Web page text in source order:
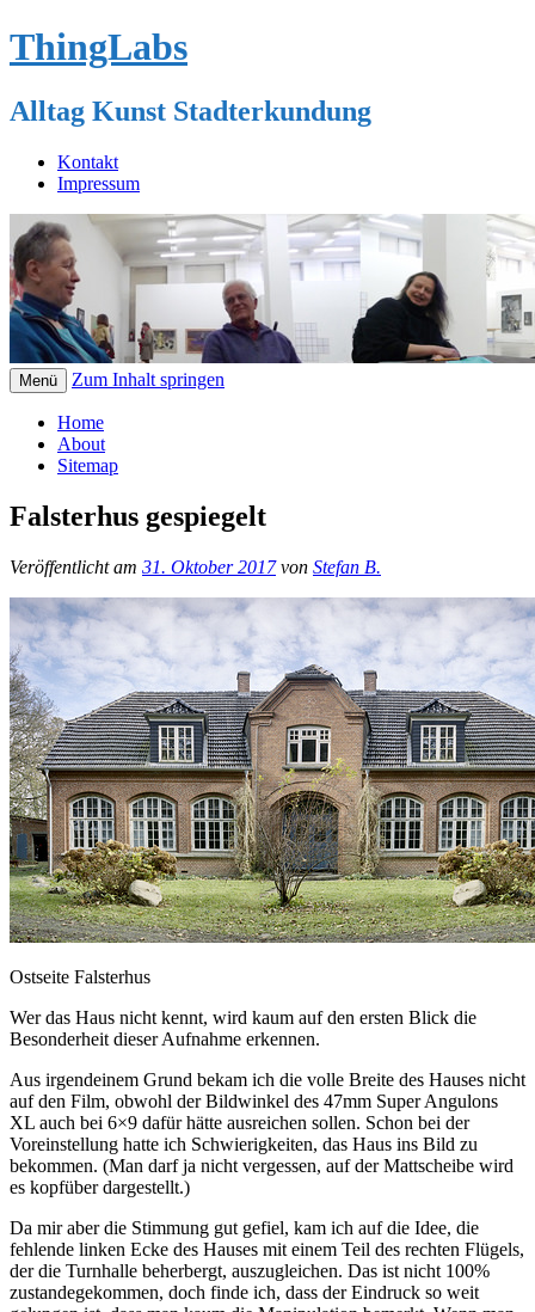
ThingLabs
Alltag Kunst Stadterkundung
Kontakt
Impressum
Menü Zum Inhalt springen
Home
About
Sitemap
Falsterhus gespiegelt
Veröffentlicht am 31. Oktober 2017 von Stefan B.
Ostseite Falsterhus
Wer das Haus nicht kennt, wird kaum auf den ersten Blick die
Besonderheit dieser Aufnahme erkennen.
Aus irgendeinem Grund bekam ich die volle Breite des Hauses nicht
auf den Film, obwohl der Bildwinkel des 47mm Super Angulons
XL auch bei 6×9 dafür hätte ausreichen sollen. Schon bei der
Voreinstellung hatte ich Schwierigkeiten, das Haus ins Bild zu
bekommen. (Man darf ja nicht vergessen, auf der Mattscheibe wird
es kopfüber dargestellt.)
Da mir aber die Stimmung gut gefiel, kam ich auf die Idee, die
fehlende linken Ecke des Hauses mit einem Teil des rechten Flügels,
der die Turnhalle beherbergt, auszugleichen. Das ist nicht 100%
zustandegekommen, doch finde ich, dass der Eindruck so weit